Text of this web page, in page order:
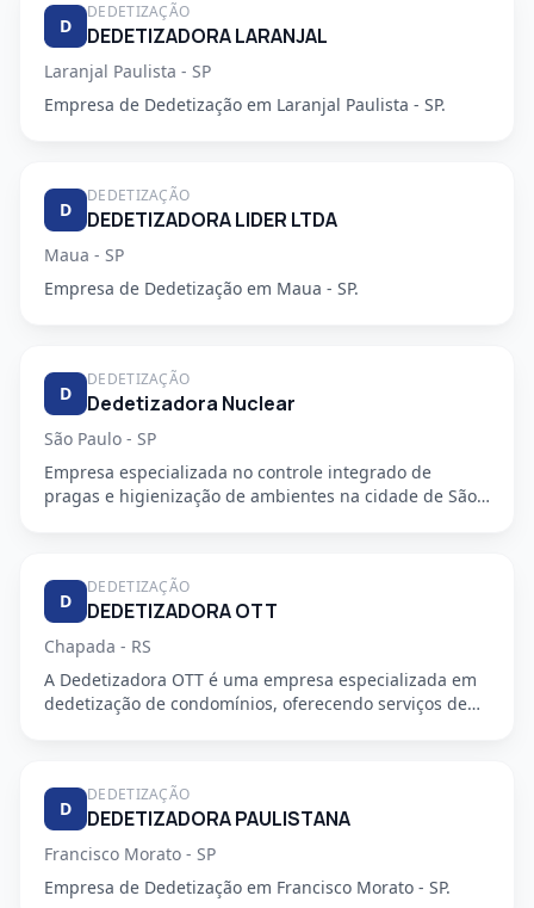
D
DEDETIZAÇÃO
DEDETIZADORA LARANJAL
Laranjal Paulista - SP
Empresa de Dedetização em Laranjal Paulista - SP.
D
DEDETIZAÇÃO
DEDETIZADORA LIDER LTDA
Maua - SP
Empresa de Dedetização em Maua - SP.
D
DEDETIZAÇÃO
Dedetizadora Nuclear
São Paulo - SP
Empresa especializada no controle integrado de
pragas e higienização de ambientes na cidade de São
D
DEDETIZAÇÃO
DEDETIZADORA OTT
Chapada - RS
A Dedetizadora OTT é uma empresa especializada em
dedetização de condomínios, oferecendo serviços de
D
DEDETIZAÇÃO
DEDETIZADORA PAULISTANA
Francisco Morato - SP
Empresa de Dedetização em Francisco Morato - SP.